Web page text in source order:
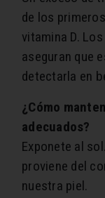
de los
vitamina D.
aseguran que
detectarla en
¿Cómo
adecuados?
Exponete al
proviene del
nuestra piel.